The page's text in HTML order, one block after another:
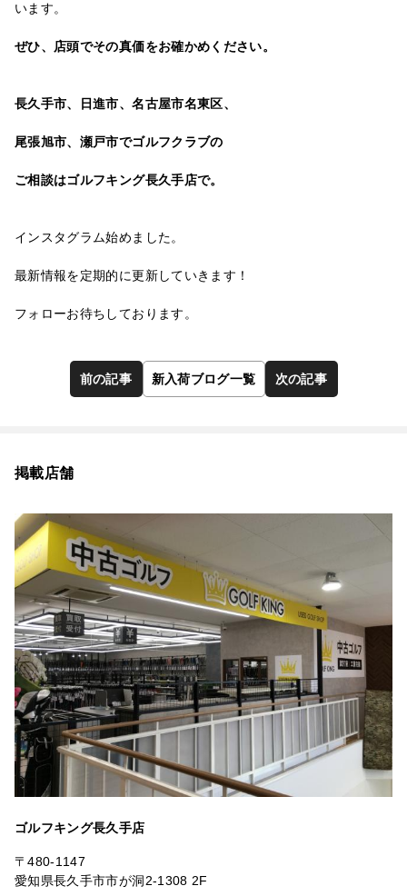
います。
ぜひ、店頭でその真価をお確かめください。
長久手市、日進市、名古屋市名東区、
尾張旭市、瀬戸市でゴルフクラブの
ご相談はゴルフキング長久手店で。
インスタグラム始めました。
最新情報を定期的に更新していきます！
フォローお待ちしております。
前の記事 新入荷ブログ一覧 次の記事
掲載店舗
ゴルフキング長久手店
〒480-1147
愛知県長久手市市が洞2-1308 2F